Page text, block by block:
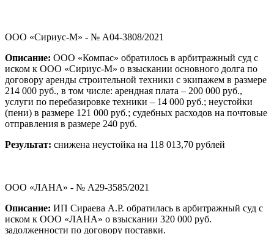
ООО «Сириус-М» - № А04-3808/2021
Описание: ООО «Компас» обратилось в арбитражный суд с
иском к ООО «Сириус-М» о взыскании основного долга по
договору аренды строительной техники с экипажем в размере
214 000 руб., в том числе: арендная плата – 200 000 руб.,
услуги по перебазировке техники – 14 000 руб.; неустойки
(пени) в размере 121 000 руб.; судебных расходов на почтовые
отправления в размере 240 руб.
Результат: снижена неустойка на 118 013,70 рублей
ООО «ЛАНА» - № А29-3585/2021
Описание: ИП Сираева А.Р. обратилась в арбитражный суд с
иском к ООО «ЛАНА» о взыскании 320 000 руб.
задолженности по договору поставки.